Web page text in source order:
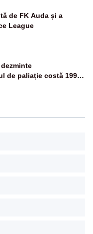
de FK Auda și a
League
de paliație costă 199
nu 500 de milioane”